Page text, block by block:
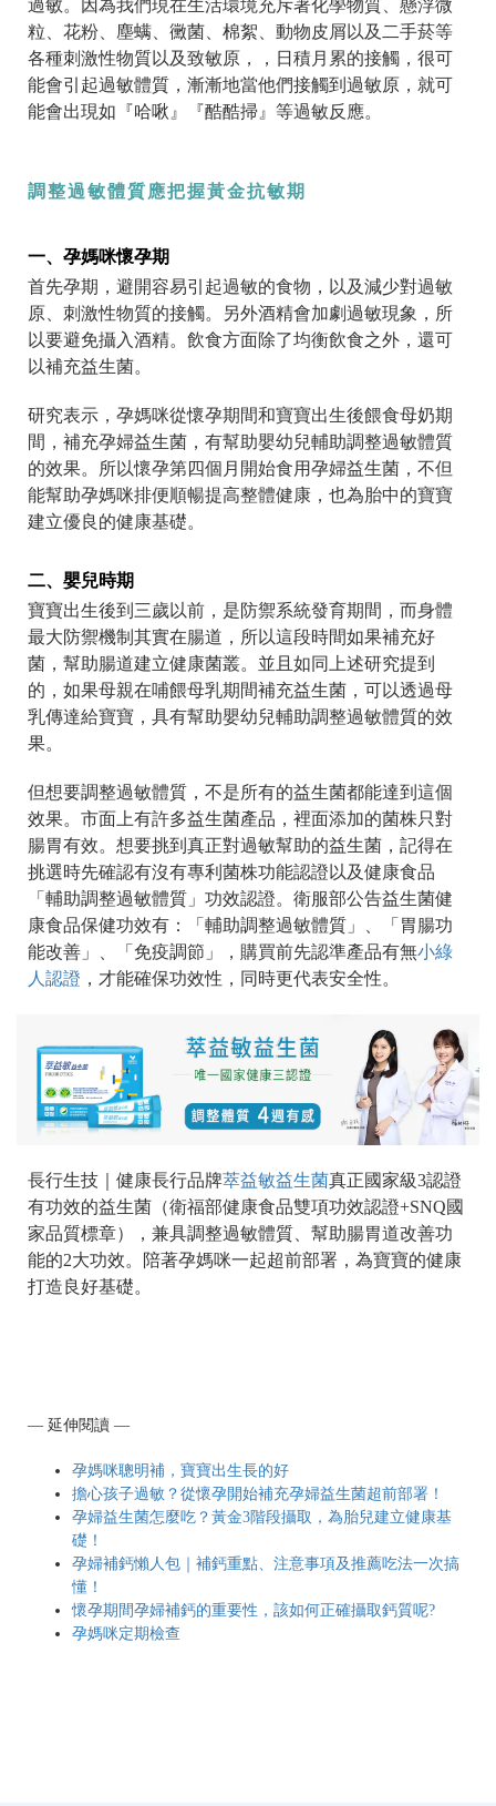
過敏。因為我們現在生活環境充斥著化學物質、懸浮微
粒、花粉、塵螨、黴菌、棉絮、動物皮屑以及二手菸等
各種刺激性物質以及致敏原，，日積月累的接觸，很可
能會引起過敏體質，漸漸地當他們接觸到過敏原，就可
能會出現如『哈啾』『酷酷掃』等過敏反應。
調整過敏體質應把握黃金抗敏期
一、孕媽咪懷孕期
首先孕期，避開容易引起過敏的食物，以及減少對過敏
原、刺激性物質的接觸。另外酒精會加劇過敏現象，所
以要避免攝入酒精。飲食方面除了均衡飲食之外，還可
以補充益生菌。
研究表示，孕媽咪從懷孕期間和寶寶出生後餵食母奶期
間，補充孕婦益生菌，有幫助嬰幼兒輔助調整過敏體質
的效果。所以懷孕第四個月開始食用孕婦益生菌，不但
能幫助孕媽咪排便順暢提高整體健康，也為胎中的寶寶
建立優良的健康基礎。
二、嬰兒時期
寶寶出生後到三歲以前，是防禦系統發育期間，而身體
最大防禦機制其實在腸道，所以這段時間如果補充好
菌，幫助腸道建立健康菌叢。並且如同上述研究提到
的，如果母親在哺餵母乳期間補充益生菌，可以透過母
乳傳達給寶寶，具有幫助嬰幼兒輔助調整過敏體質的效
果。
但想要調整過敏體質，不是所有的益生菌都能達到這個
效果。市面上有許多益生菌產品，裡面添加的菌株只對
腸胃有效。想要挑到真正對過敏幫助的益生菌，記得在
挑選時先確認有沒有專利菌株功能認證以及健康食品
「輔助調整過敏體質」功效認證。衛服部公告益生菌健
康食品保健功效有：「輔助調整過敏體質」、「胃腸功
能改善」、「免疫調節」，購買前先認準產品有無小綠
人認證 ，才能確保功效性，同時更代表安全性。
長行生技｜健康長行品牌萃益敏益生菌真正國家級3認證
有功效的益生菌（衛福部健康食品雙項功效認證+SNQ國
家品質標章），兼具調整過敏體質、幫助腸胃道改善功
能的2大功效。陪著孕媽咪一起超前部署，為寶寶的健康
打造良好基礎。
— 延伸閱讀 —
孕媽咪聰明補，寶寶出生長的好
擔心孩子過敏？從懷孕開始補充孕婦益生菌超前部署！
孕婦益生菌怎麼吃？黃金3階段攝取，為胎兒建立健康基
礎！
孕婦補鈣懶人包｜補鈣重點、注意事項及推薦吃法一次搞
懂！
懷孕期間孕婦補鈣的重要性，該如何正確攝取鈣質呢?
孕媽咪定期檢查